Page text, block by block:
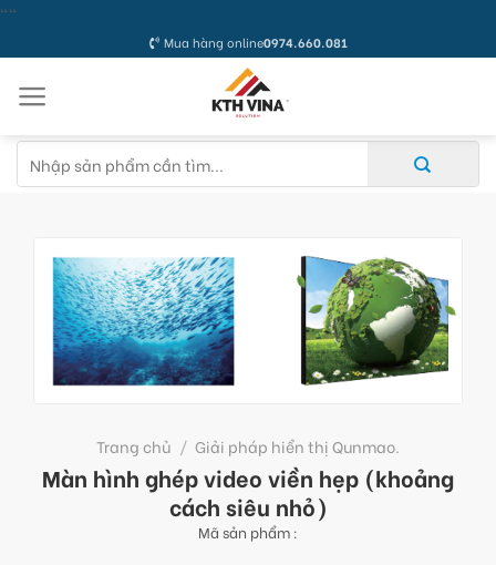
""
content
Mua hàng online0974.660.081
kiếm:
Trang chủ / Giải pháp hiển thị Qunmao.
Màn hình ghép video viền hẹp (khoảng
cách siêu nhỏ)
Mã sản phẩm :